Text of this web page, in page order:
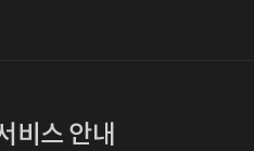
비스 안내